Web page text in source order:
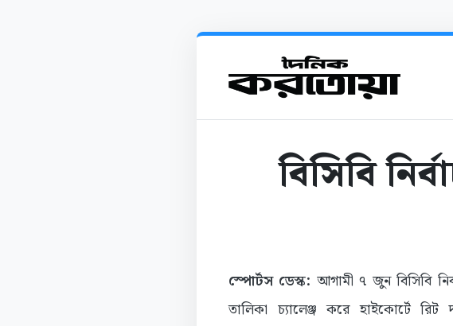
বিসিবি
স্পোর্টস ডেস্ক: আগামী ৭ জুন বিসিবি
তালিকা চ্যালেঞ্জ করে হাইকোর্টে